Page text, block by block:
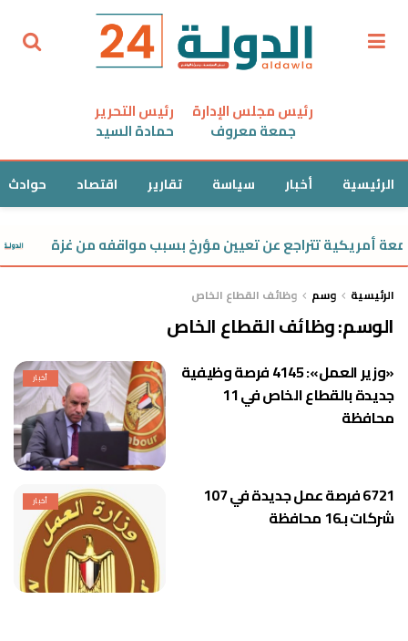
رئيس مجلس الإدارة
جمعة معروف
رئيس التحرير
حمادة السيد
الرئيسية أخبار سياسة تقارير اقتصاد حوادث
أمريكية تتراجع عن تعيين مؤرخ بسبب مواقفه من غزة
الرئيسية وسم وظائف القطاع الخاص
الوسم:وظائف القطاع الخاص
أخبار
«وزير العمل»: 4145 فرصة وظيفية
جديدة بالقطاع الخاص في 11
محافظة
أخبار
6721 فرصة عمل جديدة في 107
شركات بـ16 محافظة